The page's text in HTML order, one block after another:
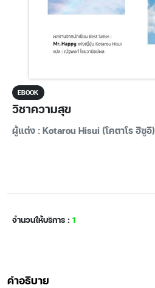
EBOOK
วิชาความสุข
ผู้แต่ง : Kotarou Hisui (โคตาโร ฮิซูอิ)
จำนวนให้บริการ : 1
คำอธิบาย